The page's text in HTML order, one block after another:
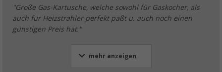
"Große Gas-Kartusche, welche sowohl für Gaskocher, als
auch für Heizstrahler perfekt paßt u. auch noch einen
günstigen Preis hat."
mehr anzeigen